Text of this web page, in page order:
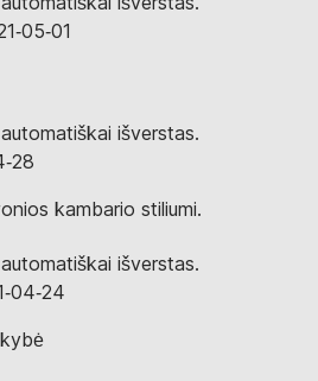
išverstas.
kambario stiliumi.
išverstas.